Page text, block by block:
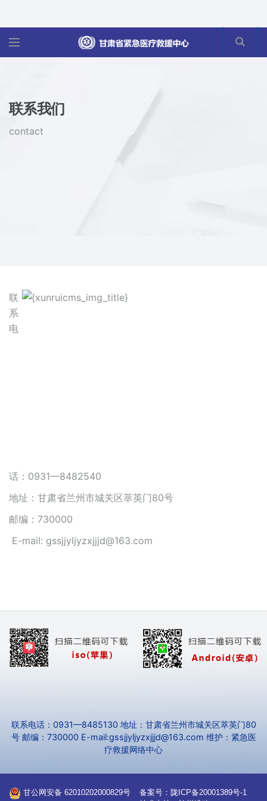
联系我们
contact
联
系
电
话：0931—8482540
地址：甘肃省兰州市城关区萃英门80号
邮编：730000
E-mail: gssjjyljyzxjjjd@163.com
联系电话：0931—8485130 地址：甘肃省兰州市城关区萃英门80
号 邮编：730000 E-mail:gssjjyljyzxjjjd@163.com 维护：紧急医
疗救援网络中心
甘公网安备 62010202000829号 备案号： 陇ICP备20001389号-1